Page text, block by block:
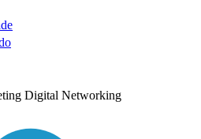
Digital Networking